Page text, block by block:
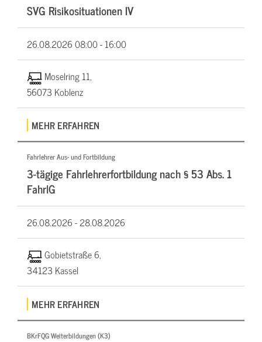
SVG Risikosituationen IV
26.08.202608:00 - 16:00
Moselring 11,
56073 Koblenz
MEHR ERFAHREN
Fahrlehrer Aus- und Fortbildung
3-tägige Fahrlehrerfortbildung nach § 53 Abs. 1
FahrlG
26.08.2026 -28.08.2026
Gobietstraße 6,
34123 Kassel
MEHR ERFAHREN
BKrFQG Weiterbildungen (K3)